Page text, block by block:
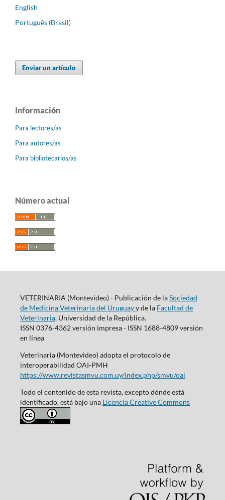
English
Português (Brasil)
Enviar un artículo
Información
Para lectores/as
Para autores/as
Para bibliotecarios/as
Número actual
VETERINARIA (Montevideo) - Publicación de laSociedad
de Medicina Veterinaria del Uruguayy de la Facultad de
Veterinaria, Universidad de la República.
ISSN 0376-4362 versión impresa - ISSN 1688-4809 versión
en línea
Veterinaria (Montevideo) adopta el protocolo de
interoperabilidad OAI-PMH
https://www.revistasmvu.com.uy/index.php/smvu/oai
Todo el contenido de esta revista, excepto dónde está
identificado, está bajo una Licencia Creative Commons